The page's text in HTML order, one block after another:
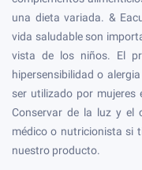
una dieta variada. &
vida saludable son
vista de los niños. El
hipersensibilidad o
ser utilizado por mujeres
Conservar de la luz y el
médico o nutricionista si
nuestro producto.